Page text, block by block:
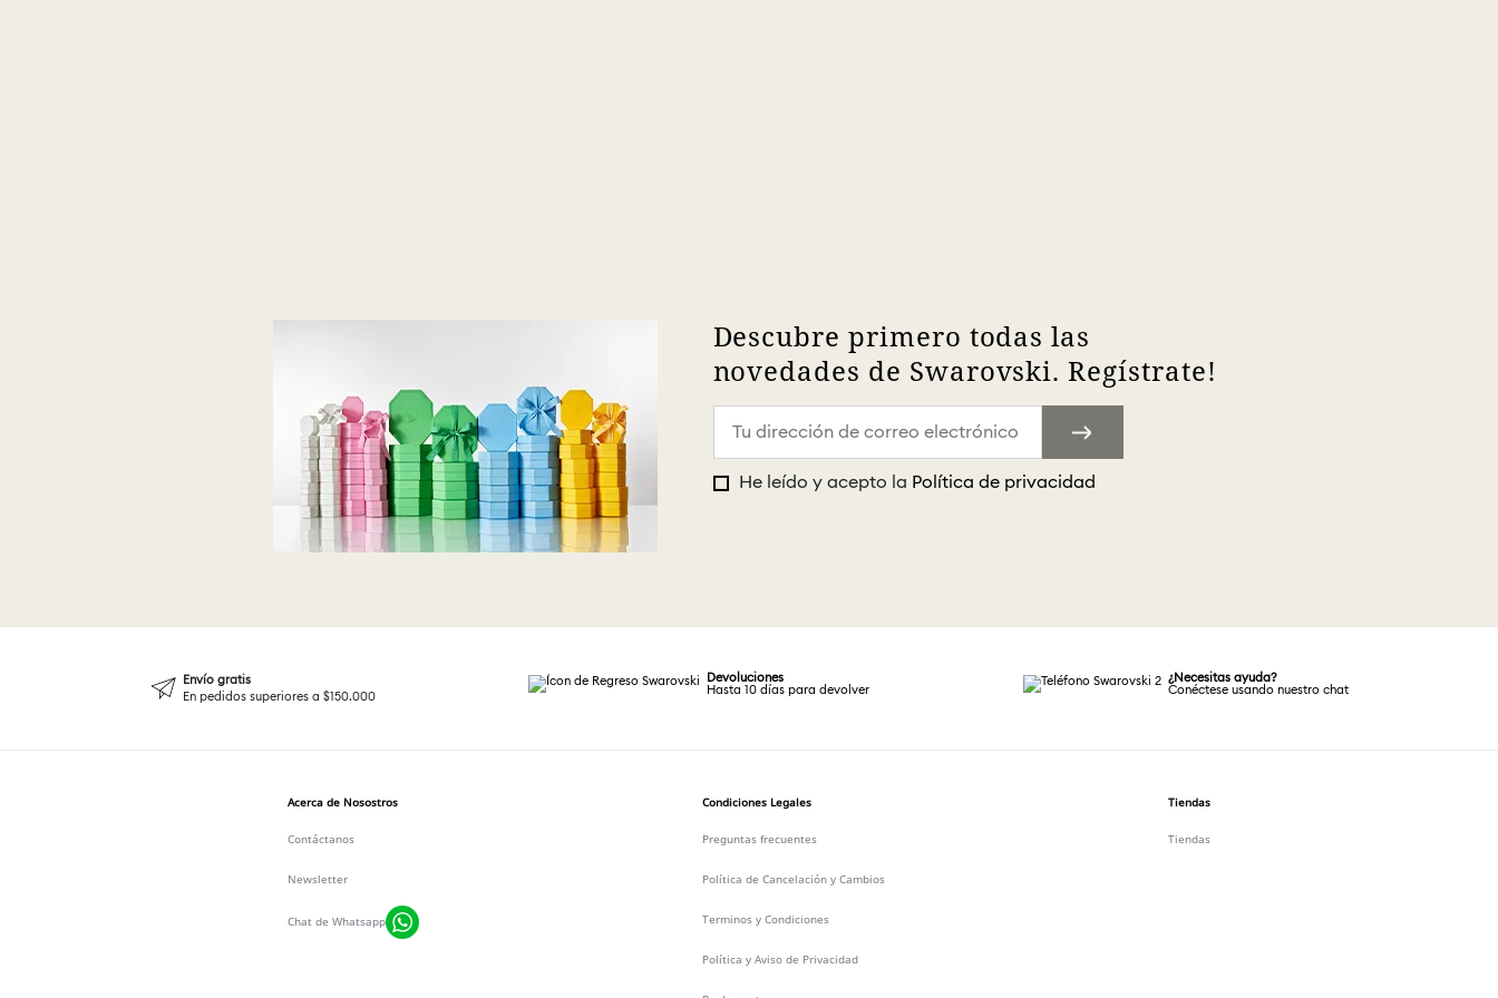
Descubre primero todas las
novedades de Swarovski. Regístrate!
He leído y acepto la Política de privacidad
Envío gratis
En pedidos superiores a $150.000
Devoluciones
Hasta 10 días para devolver
¿Necesitas ayuda?
Conéctese usando nuestro chat
Acerca de Nosostros
Contáctanos
Newsletter
Chat de Whatsapp
Condiciones Legales
Preguntas frecuentes
Política de Cancelación y Cambios
Terminos y Condiciones
Política y Aviso de Privacidad
Tiendas
Tiendas